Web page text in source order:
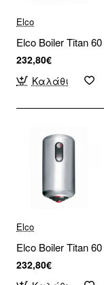
Elco
Elco Boiler Titan
232,80€
Καλάθι
Elco
Elco Boiler Titan
232,80€